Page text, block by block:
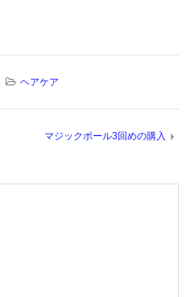
ヘアケア
マジックボール3回めの購入